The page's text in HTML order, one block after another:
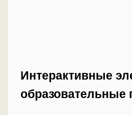
Интерактивные